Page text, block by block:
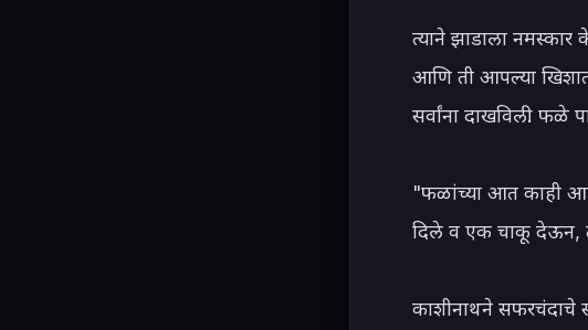
त्याने झाडाला नमस्कार
आणि ती आपल्या
सर्वांना दाखविली. फळे
"फळांच्या आत काही
दिले व एक चाकू देऊन,
काशीनाथने